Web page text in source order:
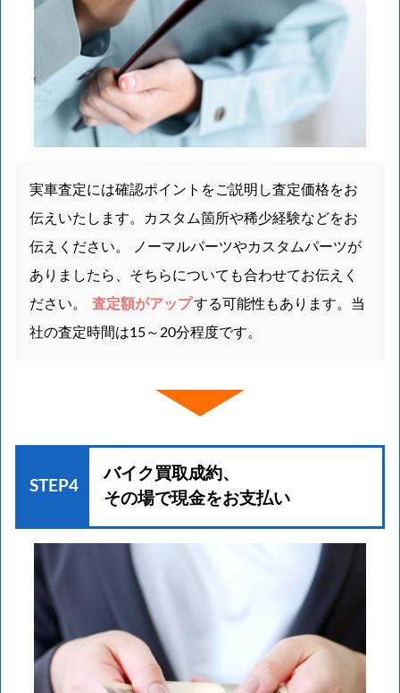
実車査定には確認ポイントをご説明し査定価格をお
伝えいたします。カスタム箇所や稀少経験などをお
伝えください。 ノーマルパーツやカスタムパーツが
ありましたら、そちらについても合わせてお伝えく
ださい。
査定額がアップする可能性もあります。当
社の査定時間は15～20分程度です。
STEP4
バイク買取成約、
その場で現金をお支払い